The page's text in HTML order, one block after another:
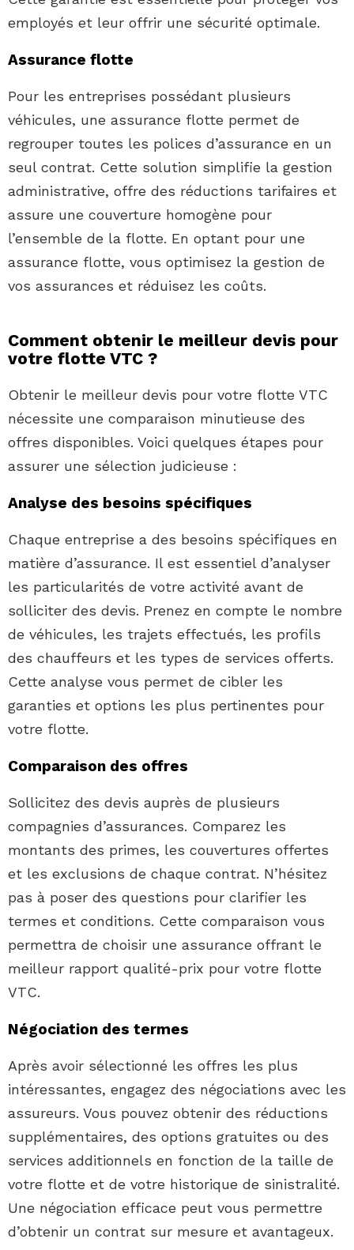
employés et leur offrir une sécurité optimale.
Assurance flotte
Pour les entreprises possédant plusieurs
véhicules, une assurance flotte permet de
regrouper toutes les polices d’assurance en un
seul contrat. Cette solution simplifie la gestion
administrative, offre des réductions tarifaires et
assure une couverture homogène pour
l’ensemble de la flotte. En optant pour une
assurance flotte, vous optimisez la gestion de
vos assurances et réduisez les coûts.
Comment obtenir le meilleur devis pour
votre flotte VTC ?
Obtenir le meilleur devis pour votre flotte VTC
nécessite une comparaison minutieuse des
offres disponibles. Voici quelques étapes pour
assurer une sélection judicieuse :
Analyse des besoins spécifiques
Chaque entreprise a des besoins spécifiques en
matière d’assurance. Il est essentiel d’analyser
les particularités de votre activité avant de
solliciter des devis. Prenez en compte le nombre
de véhicules, les trajets effectués, les profils
des chauffeurs et les types de services offerts.
Cette analyse vous permet de cibler les
garanties et options les plus pertinentes pour
votre flotte.
Comparaison des offres
Sollicitez des devis auprès de plusieurs
compagnies d’assurances. Comparez les
montants des primes, les couvertures offertes
et les exclusions de chaque contrat. N’hésitez
pas à poser des questions pour clarifier les
termes et conditions. Cette comparaison vous
permettra de choisir une assurance offrant le
meilleur rapport qualité-prix pour votre flotte
VTC.
Négociation des termes
Après avoir sélectionné les offres les plus
intéressantes, engagez des négociations avec les
assureurs. Vous pouvez obtenir des réductions
supplémentaires, des options gratuites ou des
services additionnels en fonction de la taille de
votre flotte et de votre historique de sinistralité.
Une négociation efficace peut vous permettre
d’obtenir un contrat sur mesure et avantageux.